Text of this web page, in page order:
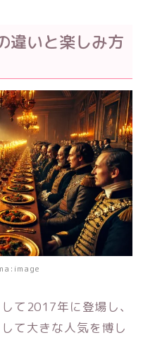
違いと楽しみ方
て2017年に登場し、
て大きな人気を博し